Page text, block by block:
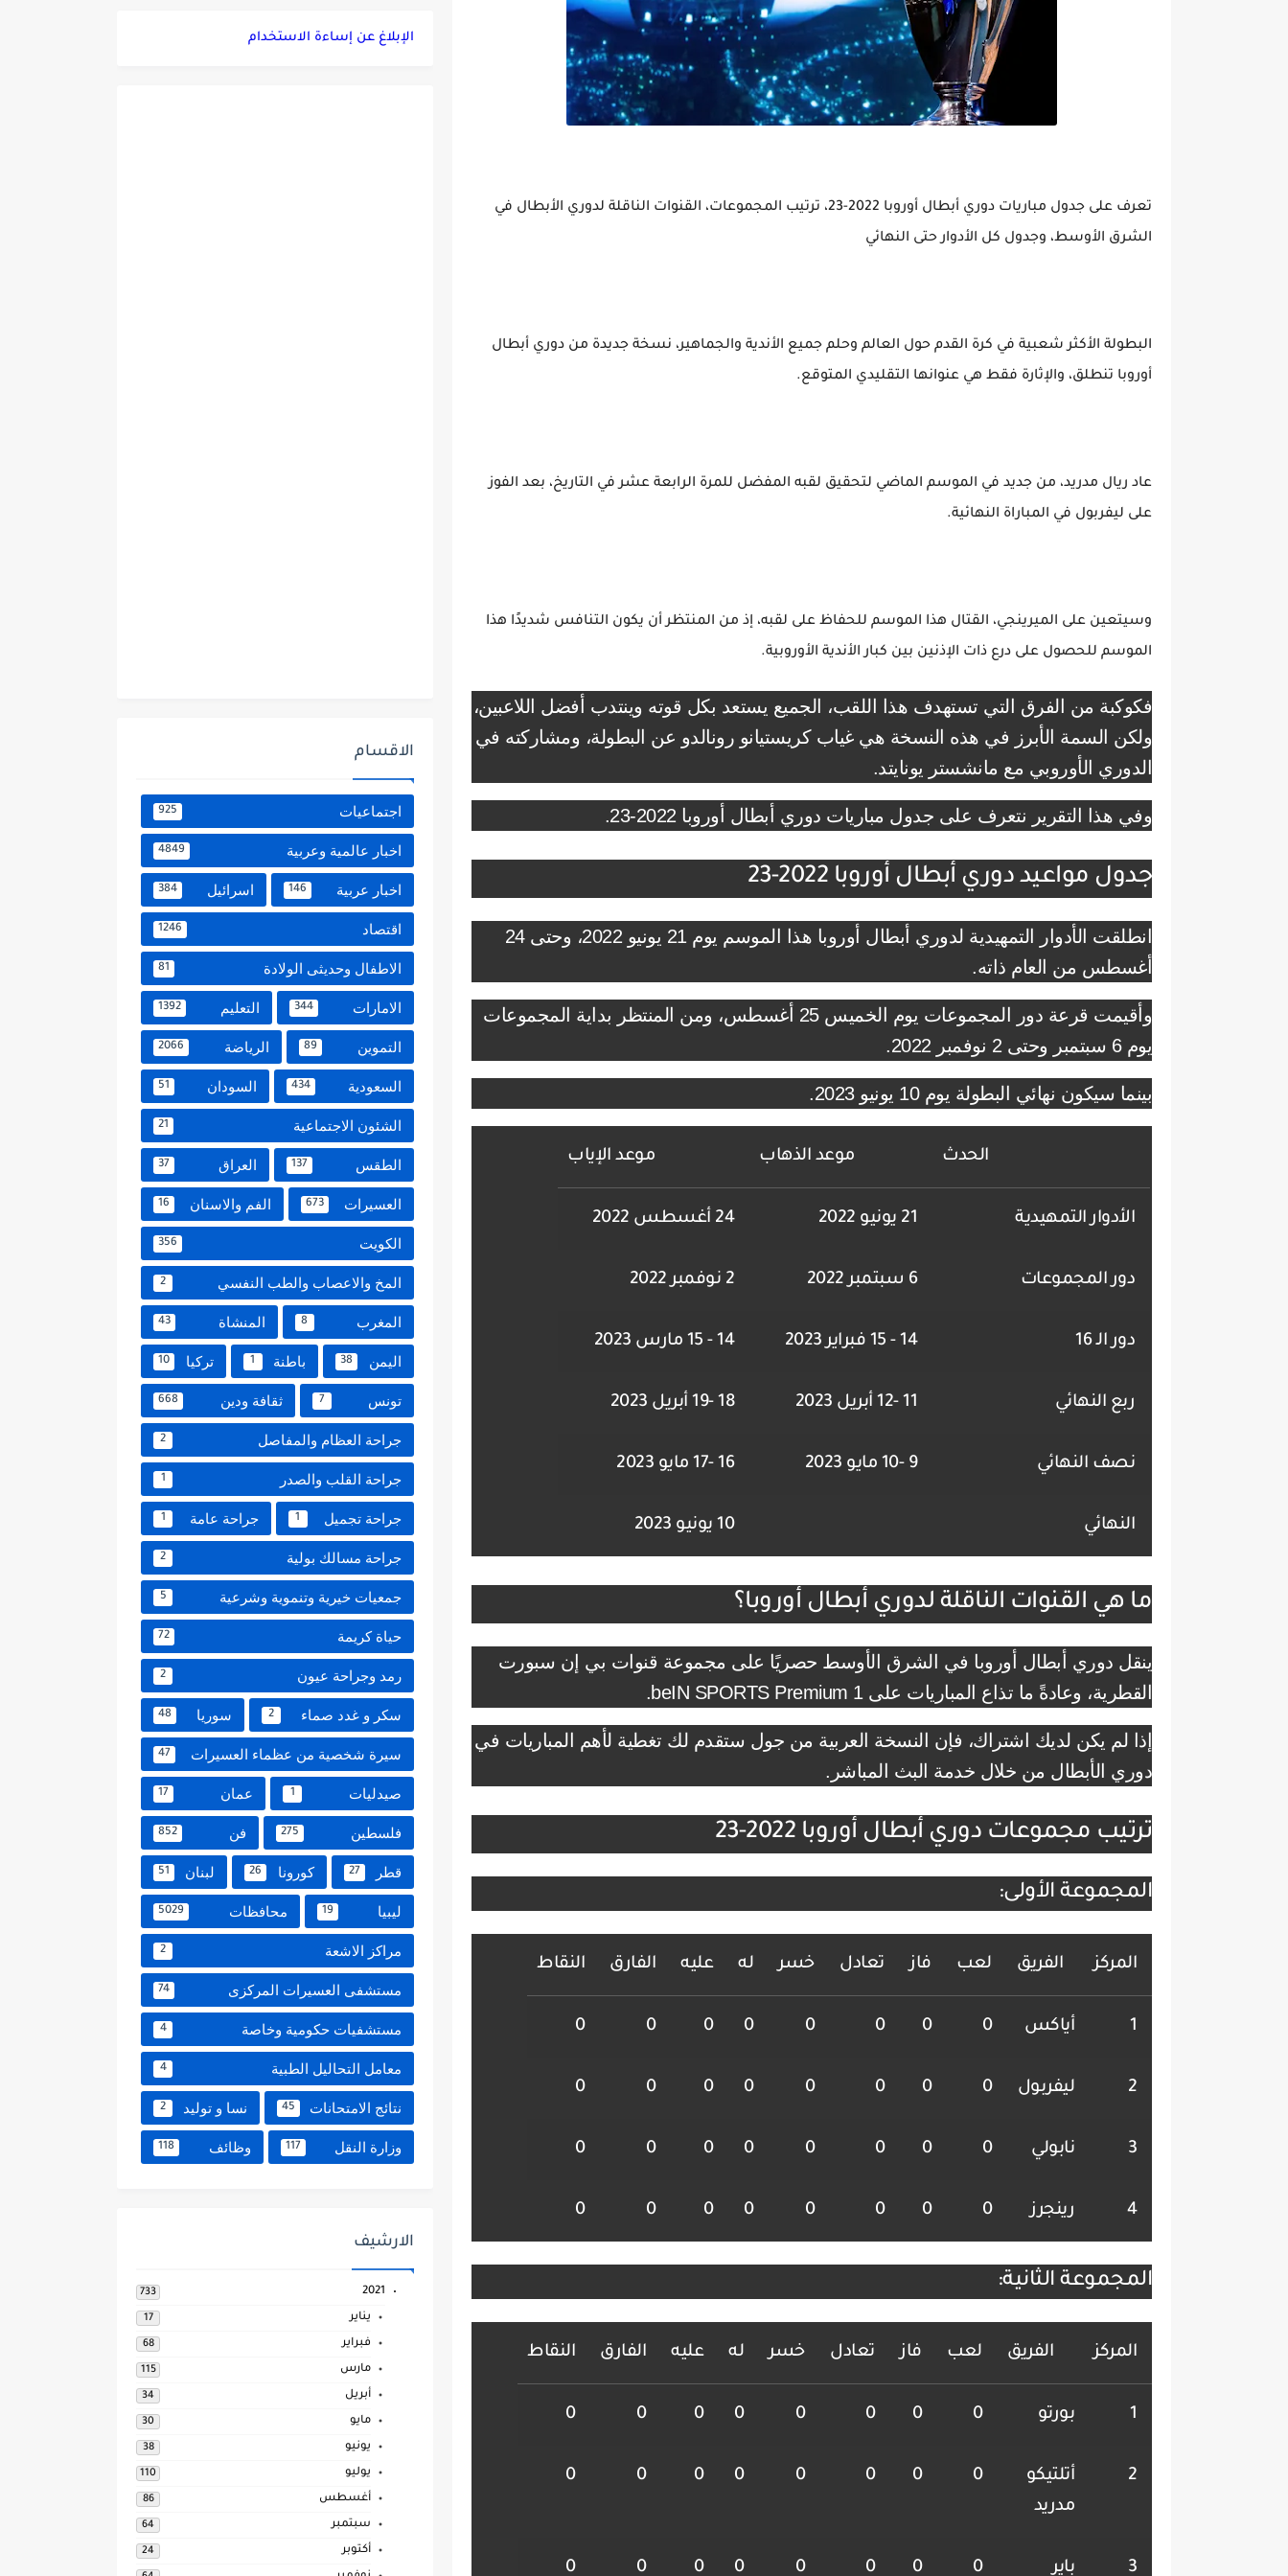
تعرف على جدول مباريات دوري أبطال أوروبا 2022-23، ترتيب المجموعات، القنوات الناقلة لدوري الأبطال في
الشرق الأوسط، وجدول كل الأدوار حتى النهائي
البطولة الأكثر شعبية في كرة القدم حول العالم وحلم جميع الأندية والجماهير، نسخة جديدة من دوري أبطال
أوروبا تنطلق، والإثارة فقط هي عنوانها التقليدي المتوقع.
عاد ريال مدريد، من جديد في الموسم الماضي لتحقيق لقبه المفضل للمرة الرابعة عشر في التاريخ، بعد الفوز
على ليفربول في المباراة النهائية.
وسيتعين على الميرينجي، القتال هذا الموسم للحفاظ على لقبه، إذ من المنتظر أن يكون التنافس شديدًا هذا
الموسم للحصول على درع ذات الإذنين بين كبار الأندية الأوروبية.
فكوكبة من الفرق التي تستهدف هذا اللقب، الجميع يستعد بكل قوته وينتدب أفضل اللاعبين،
ولكن السمة الأبرز في هذه النسخة هي غياب كريستيانو رونالدو عن البطولة، ومشاركته في
الدوري الأوروبي مع مانشستر يونايتد.
وفي هذا التقرير نتعرف على جدول مباريات دوري أبطال أوروبا 2022-23.
جدول مواعيد دوري أبطال أوروبا 2022-23
انطلقت الأدوار التمهيدية لدوري أبطال أوروبا هذا الموسم يوم 21 يونيو 2022، وحتى 24
أغسطس من العام ذاته.
وأقيمت قرعة دور المجموعات يوم الخميس 25 أغسطس، ومن المنتظر بداية المجموعات
يوم 6 سبتمبر وحتى 2 نوفمبر 2022.
بينما سيكون نهائي البطولة يوم 10 يونيو 2023.
الحدث موعد الذهاب موعد الإياب
الأدوار التمهيدية 21 يونيو 2022 24 أغسطس 2022
دور المجموعات 6 سبتمبر 2022 2 نوفمبر 2022
دور الـ 16 14 - 15 فبراير 2023 14 - 15 مارس 2023
ربع النهائي 11 -12 أبريل 2023 18 -19 أبريل 2023
نصف النهائي 9 -10 مايو 2023 16 -17 مايو 2023
النهائي 10 يونيو 2023
ما هي القنوات الناقلة لدوري أبطال أوروبا؟
ينقل دوري أبطال أوروبا في الشرق الأوسط حصريًا على مجموعة قنوات بي إن سبورت
القطرية، وعادةً ما تذاع المباريات على beIN SPORTS Premium 1.
إذا لم يكن لديك اشتراك، فإن النسخة العربية من جول ستقدم لك تغطية لأهم المباريات في
دوري الأبطال من خلال خدمة البث المباشر.
ترتيب مجموعات دوري أبطال أوروبا 2022-23
المجموعة الأولى:
المركز الفريق لعب فاز تعادل خسر له عليه الفارق النقاط
1 أياكس 0
0
0
0
0
0
0
0
2 ليفربول 0
0
0
0
0
0
0
0
3 نابولي 0
0
0
0
0
0
0
0
4 رينجرز 0
0
0
0
0
0
0
0
المجموعة الثانية:
المركز الفريق لعب فاز تعادل خسر له عليه الفارق النقاط
1 بورتو 0
0
0
0
0
0
0
0
2
أتلتيكو
مدريد
0
0
0
0
0
0
0
0
3 باير 0
0
0
0
0
0
0
0
الإبلاغ عن إساءة الاستخدام
الاقسام
اجتماعيات 925
اخبار عالمية وعربية 4849
اخبار عربية 146 اسرائيل 384
اقتصاد 1246
الاطفال وحديثى الولادة 81
الامارات 344 التعليم 1392
التموين 89 الرياضة 2066
السعودية 434 السودان 51
الشئون الاجتماعية 21
الطقس 137 العراق 37
العسيرات 673 الفم والاسنان 16
الكويت 356
المخ والاعصاب والطب النفسي 2
المغرب 8 المنشاة 43
اليمن 38 باطنة 1 تركيا 10
تونس 7 ثقافة ودين 668
جراحة العظام والمفاصل 2
جراحة القلب والصدر 1
جراحة تجميل 1 جراحة عامة 1
جراحة مسالك بولية 2
جمعيات خيرية وتنموية وشرعية 5
حياة كريمة 72
رمد وجراحة عيون 2
سكر و غدد صماء 2 سوريا 48
سيرة شخصية من عظماء العسيرات 47
صيدليات 1 عمان 17
فلسطين 275 فن 852
قطر 27 كورونا 26 لبنان 51
ليبيا 19 محافظات 5029
مراكز الاشعة 2
مستشفى العسيرات المركزى 74
مستشفيات حكومية وخاصة 4
معامل التحاليل الطبية 4
نتائج الامتحانات 45 نسا و توليد 2
وزارة النقل 117 وظائف 118
الارشيف
2021
733
يناير 17
فبراير 68
مارس 115
أبريل 34
مايو 30
يونيو 38
يوليو 110
أغسطس 86
سبتمبر 64
أكتوبر 24